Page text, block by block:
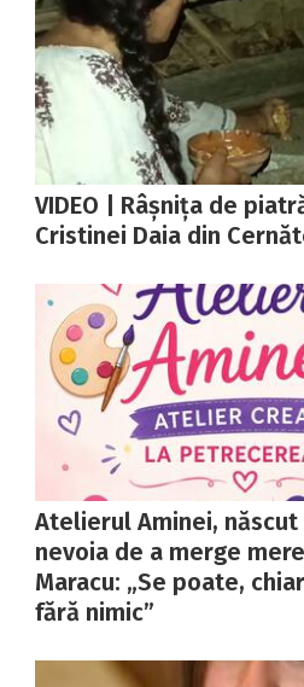
VIDEO | Râșnița de
Cristinei Daia din
Atelierul Aminei,
nevoia de a merge
Maracu: „Se poate,
fără nimic”